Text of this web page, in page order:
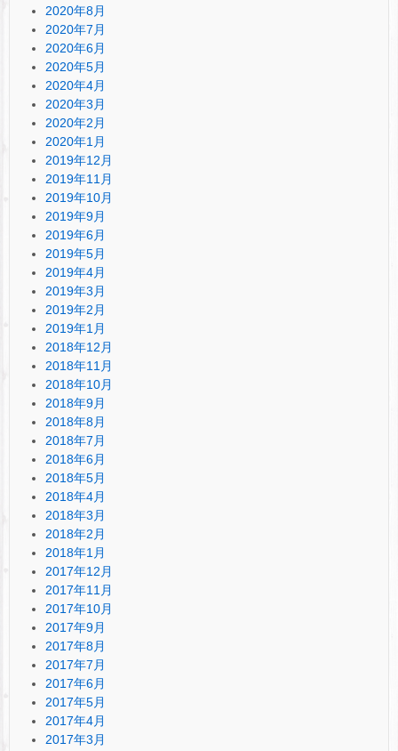
2020年8月
2020年7月
2020年6月
2020年5月
2020年4月
2020年3月
2020年2月
2020年1月
2019年12月
2019年11月
2019年10月
2019年9月
2019年6月
2019年5月
2019年4月
2019年3月
2019年2月
2019年1月
2018年12月
2018年11月
2018年10月
2018年9月
2018年8月
2018年7月
2018年6月
2018年5月
2018年4月
2018年3月
2018年2月
2018年1月
2017年12月
2017年11月
2017年10月
2017年9月
2017年8月
2017年7月
2017年6月
2017年5月
2017年4月
2017年3月